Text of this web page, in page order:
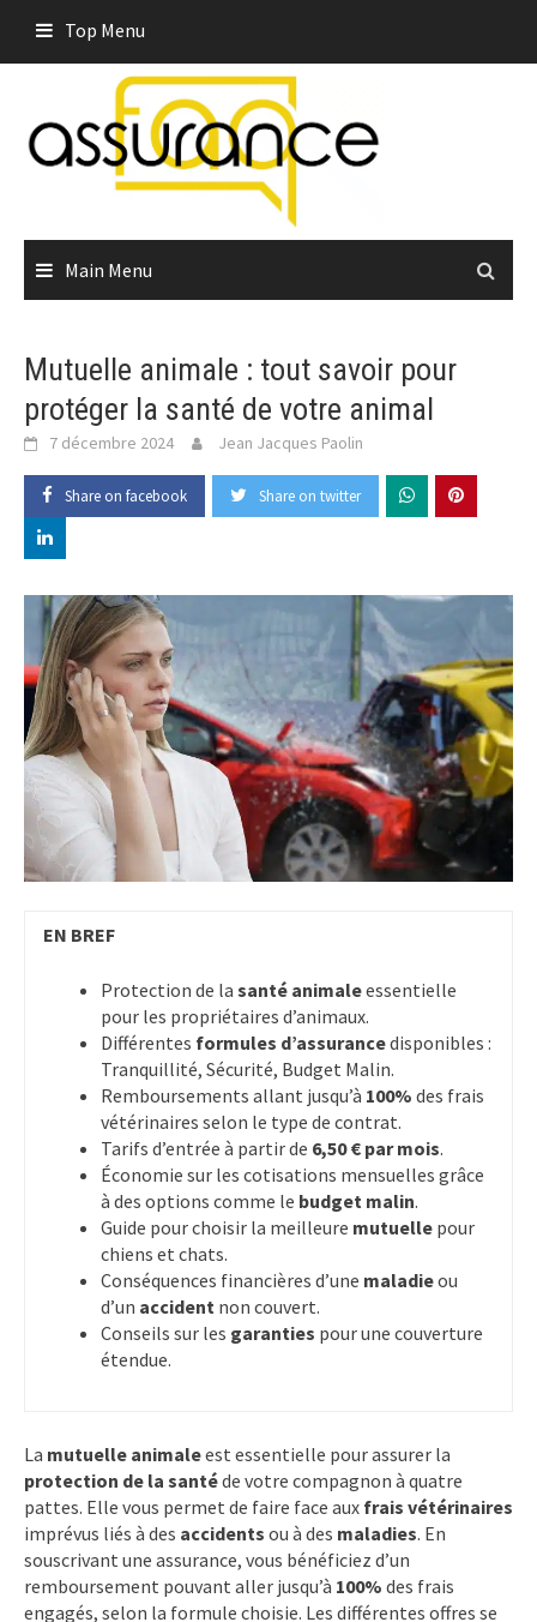
content
Top Menu
Main Menu
Mutuelle animale : tout savoir pour
protéger la santé de votre animal
7 décembre 2024 Jean Jacques Paolin
Share on facebook Share on twitter
EN BREF
Protection de la santé animaleessentielle
pour les propriétaires d’animaux.
Différentes formules d’assurancedisponibles :
Tranquillité, Sécurité, Budget Malin.
Remboursements allant jusqu’à 100% des frais
vétérinaires selon le type de contrat.
Tarifs d’entrée à partir de 6,50 € par mois.
Économie sur les cotisations mensuelles grâce
à des options comme le budget malin.
Guide pour choisir la meilleure mutuelle pour
chiens et chats.
Conséquences financières d’une maladieou
d’un accident non couvert.
Conseils sur les garanties pour une couverture
étendue.
La mutuelle animaleest essentielle pour assurer la
protection de la santéde votre compagnon à quatre
pattes. Elle vous permet de faire face aux frais vétérinaires
imprévus liés à des accidents ou à des maladies. En
souscrivant une assurance, vous bénéficiez d’un
remboursement pouvant aller jusqu’à 100% des frais
engagés, selon la formule choisie. Les différentes offres se